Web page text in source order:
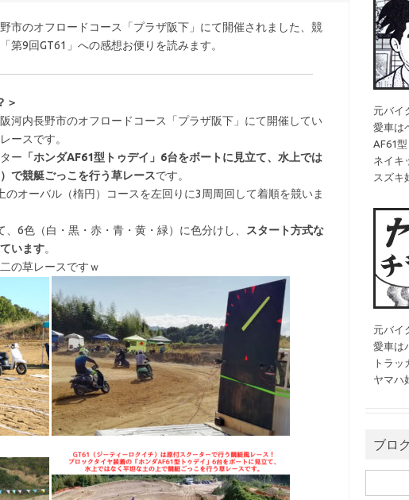
市のオフロードコース「プラザ阪下」にて開催されました、競
第9回GT61」への感想お便りを読みます。
＞
河内長野市のオフロードコース「プラザ阪下」にて開催してい
ースです。
ー 「ホンダAF61型トゥデイ」6台をボートに見立て、水上では
で競艇ごっこを行う草レースです。
オーバル（楕円）コースを左回りに3周周回して着順を競いま
6色（白・黒・赤・青・黄・緑）に色分けし、
スタート方式な
います。
の草レースですｗ
元バイ
愛車は
AF61型
ネイキ
スズキ
元バイ
愛車は
トラッ
ヤマハ
ブロ